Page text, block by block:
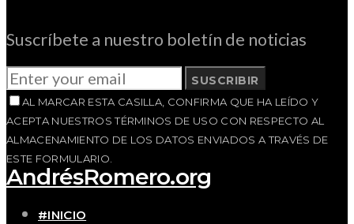
Suscríbete a nuestro boletín de noticias
SUSCRIBIR
AL MARCAR ESTA CASILLA, CONFIRMA QUE HA LEÍDO Y
ACEPTA NUESTROS TÉRMINOS DE USO CON RESPECTO AL
ALMACENAMIENTO DE LOS DATOS ENVIADOS A TRAVÉS DE
ESTE FORMULARIO.
AndrésRomero.org
#INICIO